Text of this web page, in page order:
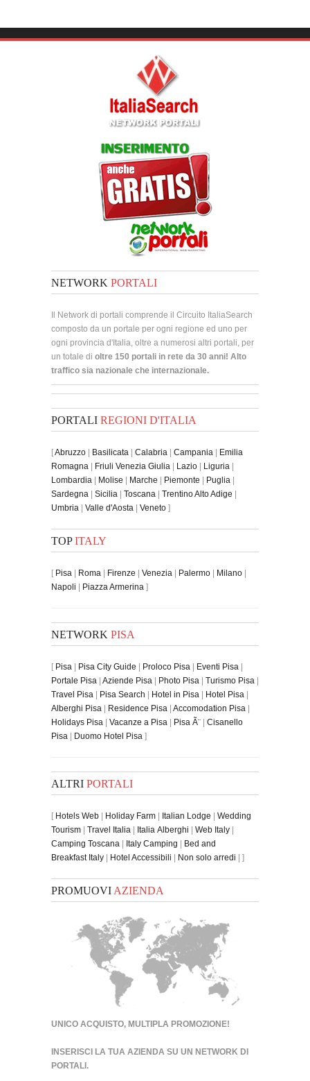
NETWORK PORTALI
Il Network di portali comprende il Circuito ItaliaSearch
composto da un portale per ogni regione ed uno per
ogni provincia d'Italia, oltre a numerosi altri portali, per
un totale di oltre 150 portali in rete da 30 anni! Alto
traffico sia nazionale che internazionale.
PORTALI REGIONI D'ITALIA
[Abruzzo | Basilicata | Calabria | Campania | Emilia
Romagna | Friuli Venezia Giulia | Lazio | Liguria |
Lombardia | Molise | Marche | Piemonte | Puglia |
Sardegna | Sicilia | Toscana | Trentino Alto Adige |
Umbria | Valle d'Aosta | Veneto ]
TOPITALY
[ Pisa | Roma | Firenze | Venezia | Palermo | Milano |
Napoli | Piazza Armerina ]
NETWORK PISA
[ Pisa | Pisa City Guide | Proloco Pisa | Eventi Pisa |
Portale Pisa | Aziende Pisa | Photo Pisa | Turismo Pisa |
Travel Pisa | Pisa Search | Hotel in Pisa | Hotel Pisa |
Alberghi Pisa | Residence Pisa | Accomodation Pisa |
Holidays Pisa | Vacanze a Pisa | Pisa Ã¨ | Cisanello
Pisa | Duomo Hotel Pisa ]
ALTRI PORTALI
[ Hotels Web | Holiday Farm | Italian Lodge | Wedding
Tourism | Travel Italia | Italia Alberghi | Web Italy |
Camping Toscana | Italy Camping | Bed and
Breakfast Italy | Hotel Accessibili | Non solo arredi | ]
PROMUOVI AZIENDA
UNICO ACQUISTO, MULTIPLA PROMOZIONE!
INSERISCI LA TUA AZIENDA SU UN NETWORK DI
PORTALI.